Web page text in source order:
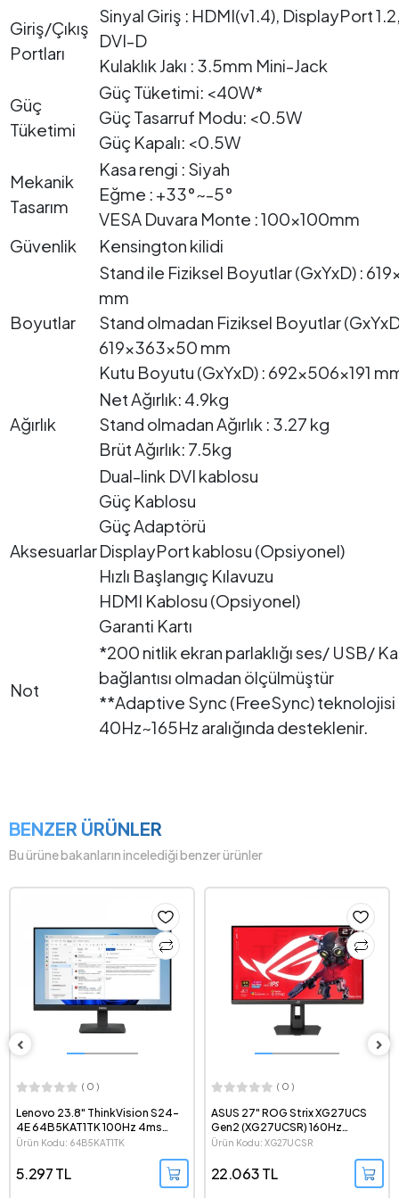
Giriş/Çıkış
Portları
Sinyal Giriş : HDMI(v1.4), DisplayPort
DVI-D
Kulaklık Jakı : 3.5mm Mini-Jack
Güç
Tüketimi
Güç Tüketimi: <40W*
Güç Tasarruf Modu: <0.5W
Güç Kapalı: <0.5W
Mekanik
Tasarım
Kasa rengi : Siyah
Eğme : +33°~-5°
VESA Duvara Monte : 100x100mm
Güvenlik
Kensington kilidi
Boyutlar
Stand ile Fiziksel Boyutlar (GxYxD) :
mm
Stand olmadan Fiziksel Boyutlar
619x363x50 mm
Kutu Boyutu (GxYxD) : 692x506x191
Ağırlık
Net Ağırlık: 4.9kg
Stand olmadan Ağırlık : 3.27 kg
Brüt Ağırlık: 7.5kg
Aksesuarlar
Dual-link DVI kablosu
Güç Kablosu
Güç Adaptörü
DisplayPort kablosu (Opsiyonel)
Hızlı Başlangıç Kılavuzu
HDMI Kablosu (Opsiyonel)
Garanti Kartı
Not
*200 nitlik ekran parlaklığı ses/ USB/
bağlantısı olmadan ölçülmüştür
**Adaptive Sync (FreeSync) teknolojisi
40Hz~165Hz aralığında desteklenir.
BENZER ÜRÜNLER
Bu ürüne bakanların incelediği benzer ürünler
( 0 )
Lenovo 23.8" ThinkVision S24-
4E 64B5KAT1TK 100Hz 4ms
1080p IPS LED Monitör
Ürün Kodu: 64B5KAT1TK
5.297 TL
( 0 )
ASUS 27" ROG Strix XG27UCS
Gen2 (XG27UCSR) 160Hz
(324Hz-1080p) 0.3ms FreeSync
Dual Mode IPS LED Monitör
Ürün Kodu: XG27UCSR
22.063 TL